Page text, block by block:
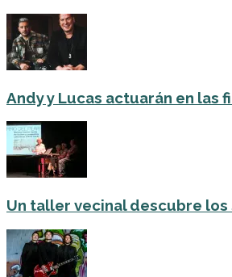
Andy y Lucas actuarán en las
Un taller vecinal descubre